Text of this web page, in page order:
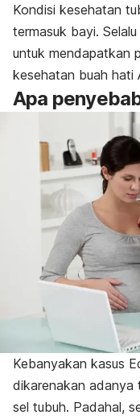
Kondisi kesehatan
termasuk bayi.
untuk mendapatkan
kesehatan buah hati
Apa
Kebanyakan kasus
dikarenakan adanya
sel tubuh. Padahal,